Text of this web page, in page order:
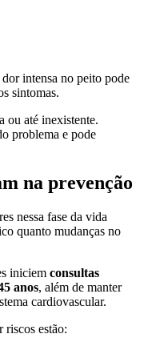
intensa no peito pode
sintomas.
ou até inexistente.
problema e pode
na prevenção
nessa fase da vida
quanto mudanças no
iniciem consultas
anos, além de manter
cardiovascular.
riscos estão: